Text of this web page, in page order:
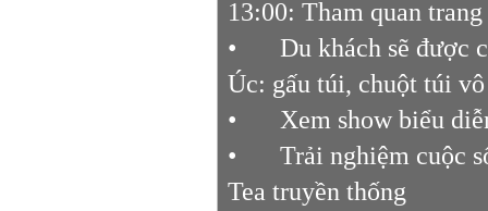
13:00: Tham quan
•
Du khách sẽ được
Úc: gấu túi, chuột túi
•
Xem show biểu
•
Trải nghiệm cuộc
Tea truyền thống